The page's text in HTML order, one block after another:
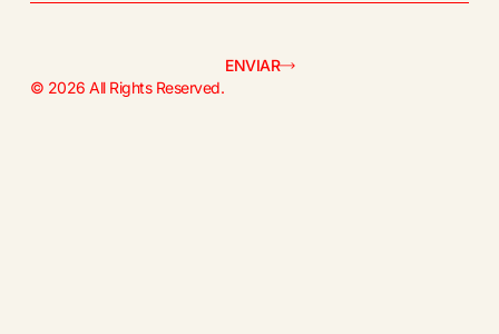
ENVIAR
© 2026 All Rights Reserved.